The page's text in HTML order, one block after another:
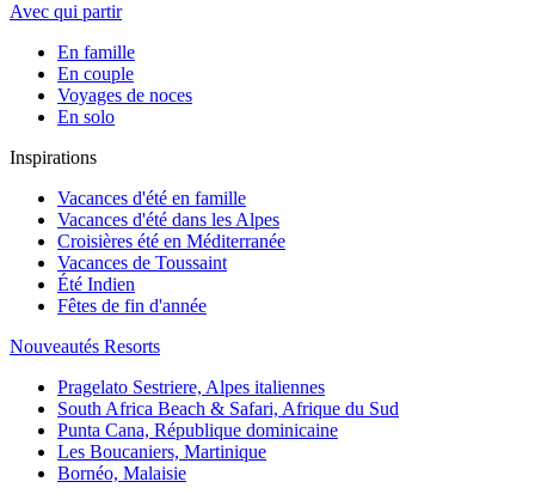
Avec qui partir
En famille
En couple
Voyages de noces
En solo
Inspirations
Vacances d'été en famille
Vacances d'été dans les Alpes
Croisières été en Méditerranée
Vacances de Toussaint
Été Indien
Fêtes de fin d'année
Nouveautés Resorts
Pragelato Sestriere, Alpes italiennes
South Africa Beach & Safari, Afrique du Sud
Punta Cana, République dominicaine
Les Boucaniers, Martinique
Bornéo, Malaisie